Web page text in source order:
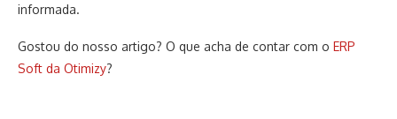
informada.
Gostou do nosso artigo? O que acha de contar com o ERP
Soft da Otimizy?